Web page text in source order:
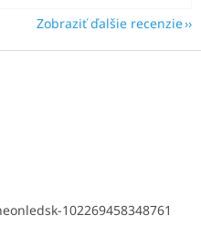
Zobraziť ďalšie recenzie
102269458348761